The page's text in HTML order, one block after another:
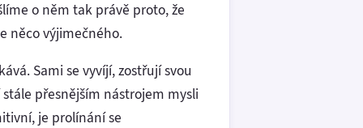
o něm tak právě proto, že
něco výjimečného.
Sami se vyvíjí, zostřují svou
přesnějším nástrojem mysli
je prolínání se